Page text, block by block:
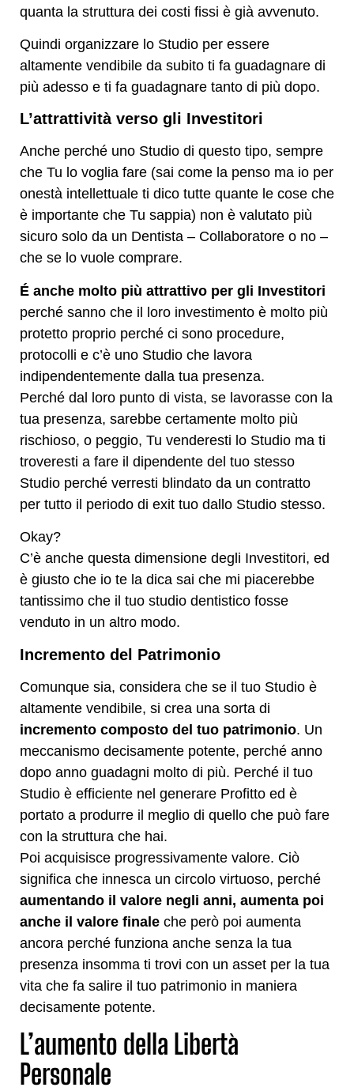
quanta la struttura dei costi fissi è già avvenuto.
Quindi organizzare lo Studio per essere
altamente vendibile da subito ti fa guadagnare di
più adesso e ti fa guadagnare tanto di più dopo.
L’attrattività verso gli Investitori
Anche perché uno Studio di questo tipo, sempre
che Tu lo voglia fare (sai come la penso ma io per
onestà intellettuale ti dico tutte quante le cose che
è importante che Tu sappia) non è valutato più
sicuro solo da un Dentista – Collaboratore o no –
che se lo vuole comprare.
É anche molto più attrattivo per gli Investitori
perché sanno che il loro investimento è molto più
protetto proprio perché ci sono procedure,
protocolli e c’è uno Studio che lavora
indipendentemente dalla tua presenza.
Perché dal loro punto di vista, se lavorasse con la
tua presenza, sarebbe certamente molto più
rischioso, o peggio, Tu venderesti lo Studio ma ti
troveresti a fare il dipendente del tuo stesso
Studio perché verresti blindato da un contratto
per tutto il periodo di exit tuo dallo Studio stesso.
Okay?
C’è anche questa dimensione degli Investitori, ed
è giusto che io te la dica sai che mi piacerebbe
tantissimo che il tuo studio dentistico fosse
venduto in un altro modo.
Incremento del Patrimonio
Comunque sia, considera che se il tuo Studio è
altamente vendibile, si crea una sorta di
incremento composto del tuo patrimonio. Un
meccanismo decisamente potente, perché anno
dopo anno guadagni molto di più. Perché il tuo
Studio è efficiente nel generare Profitto ed è
portato a produrre il meglio di quello che può fare
con la struttura che hai.
Poi acquisisce progressivamente valore. Ciò
significa che innesca un circolo virtuoso, perché
aumentando il valore negli anni, aumenta poi
anche il valore finale che però poi aumenta
ancora perché funziona anche senza la tua
presenza insomma ti trovi con un asset per la tua
vita che fa salire il tuo patrimonio in maniera
decisamente potente.
L’aumento della Libertà
Personale